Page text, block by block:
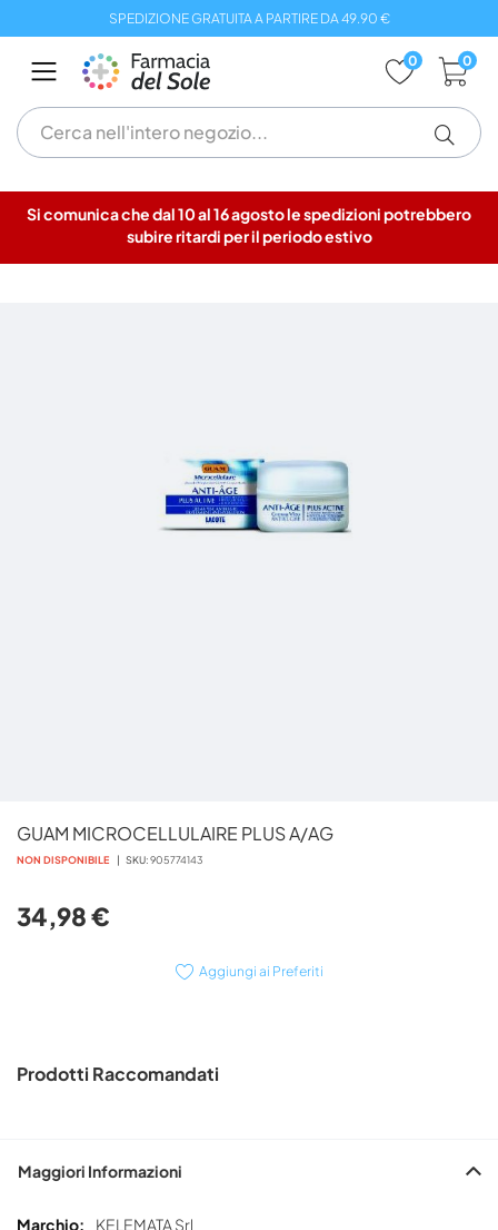
al
contenuto
SPEDIZIONE GRATUITA A PARTIRE DA 49.90 €
0 0
Si comunica che dal 10 al 16 agosto le spedizioni potrebbero
subire ritardi per il periodo estivo
GUAM MICROCELLULAIRE PLUS A/AG
NON DISPONIBILE SKU 905774143
34,98 €
Aggiungi ai Preferiti
all'inizio
della
immagini
Prodotti Raccomandati
Maggiori Informazioni
Maggiori
KELEMATA Srl